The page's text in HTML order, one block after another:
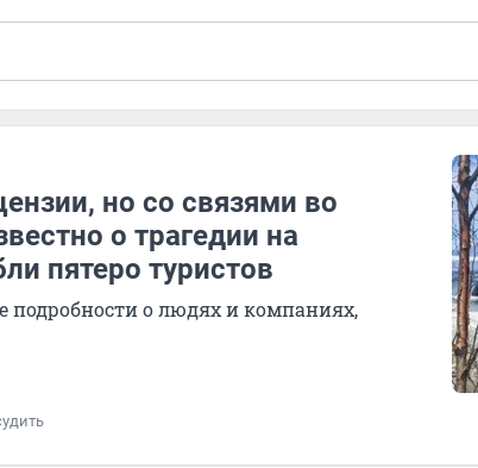
но со связями во
о трагедии на
пятеро туристов
о людях и компаниях,